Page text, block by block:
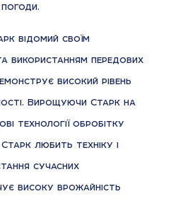
відомий своїм
використанням передових
високий рівень
Вирощуючи Старк на
технології обробітку
любить техніку і
сучасних
високу врожайність